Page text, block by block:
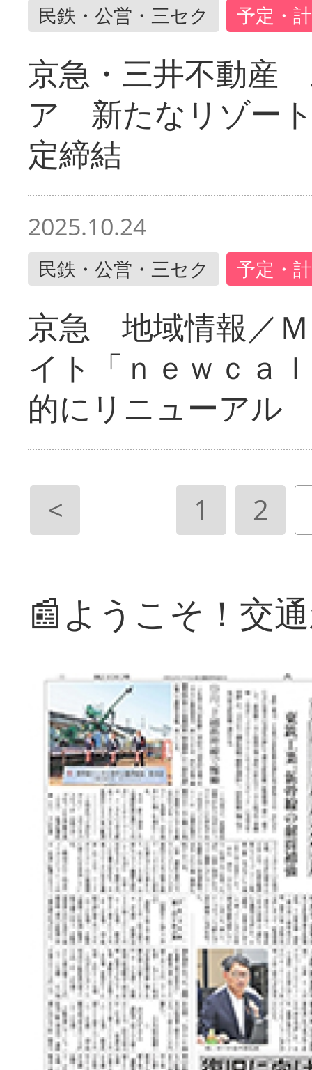
民鉄・公営・三セク 予定・
京急・三井不動産
ア 新たなリゾー
定締結
2025.10.24
民鉄・公営・三セク 予定・
京急 地域情報／
イト「ｎｅｗｃａ
的にリニューアル
< 1 2
📰ようこそ！交